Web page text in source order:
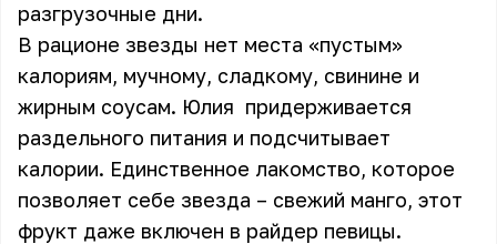
разгрузочные дни.
В рационе звезды нет места «пустым»
калориям, мучному, сладкому, свинине и
жирным соусам. Юлия придерживается
раздельного питания и подсчитывает
калории. Единственное лакомство, которое
позволяет себе звезда – свежий манго, этот
фрукт даже включен в райдер певицы.